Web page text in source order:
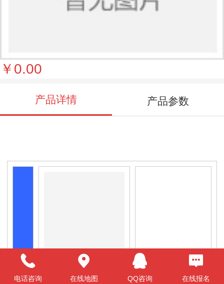
￥0.00
产品详情 产品参数
电话咨询 在线地图 QQ咨询 在线报名